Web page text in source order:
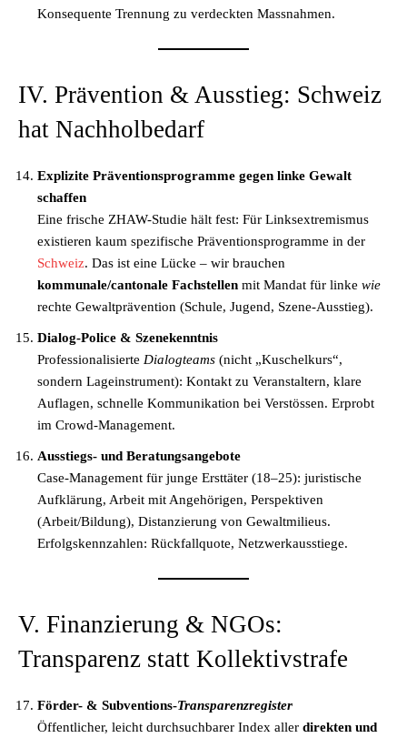
Konsequente Trennung zu verdeckten Massnahmen.
IV. Prävention & Ausstieg: Schweiz
hat Nachholbedarf
Explizite Präventionsprogramme gegen linke Gewalt
schaffen
Eine frische ZHAW-Studie hält fest: Für Linksextremismus
existieren kaum spezifische Präventionsprogramme in der
Schweiz. Das ist eine Lücke – wir brauchen
kommunale/cantonale Fachstellen mit Mandat für linke wie
rechte Gewaltprävention (Schule, Jugend, Szene-Ausstieg).
Dialog-Police & Szenekenntnis
Professionalisierte Dialogteams (nicht „Kuschelkurs“,
sondern Lageinstrument): Kontakt zu Veranstaltern, klare
Auflagen, schnelle Kommunikation bei Verstössen. Erprobt
im Crowd-Management.
Ausstiegs- und Beratungsangebote
Case-Management für junge Ersttäter (18–25): juristische
Aufklärung, Arbeit mit Angehörigen, Perspektiven
(Arbeit/Bildung), Distanzierung von Gewaltmilieus.
Erfolgskennzahlen: Rückfallquote, Netzwerkausstiege.
V. Finanzierung & NGOs:
Transparenz statt Kollektivstrafe
Förder- & Subventions-Transparenzregister
Öffentlicher, leicht durchsuchbarer Index aller direkten und